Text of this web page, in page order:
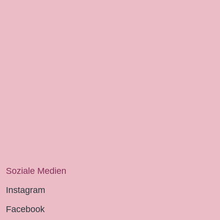
Soziale Medien
Instagram
Facebook